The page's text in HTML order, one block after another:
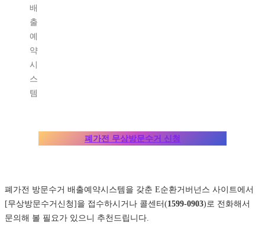
배
출
예
약
시
스
템
폐가전 무상방문수거 신청
폐가전 방문수거 배출예약시스템을 갖춘 E순환거버넌스 사이트에서
[무상방문수거신청]을 접수하시거나 콜센터(1599-0903)로 전화해서
문의해 볼 필요가 있으니 추천드립니다.